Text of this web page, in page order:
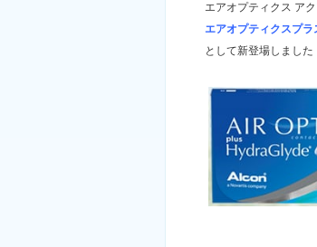
エアオプティクス ア
エアオプティクスプ
として新登場しました